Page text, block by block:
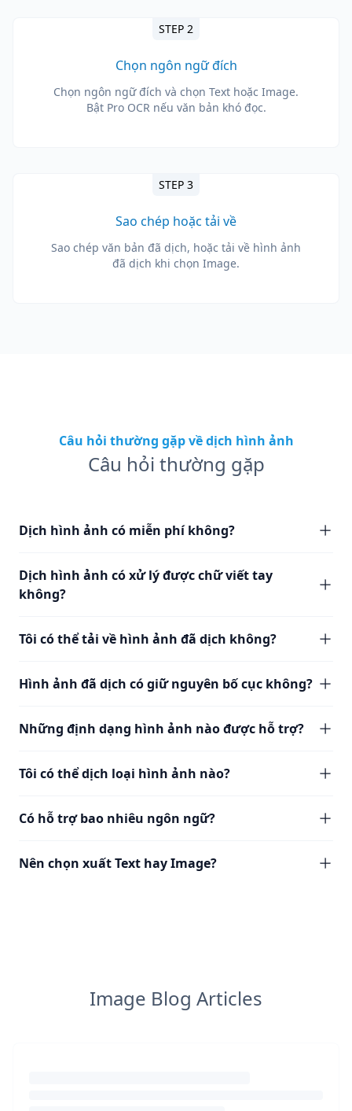
STEP 2
Chọn ngôn ngữ đích
Chọn ngôn ngữ đích và chọn Text hoặc Image.
Bật Pro OCR nếu văn bản khó đọc.
STEP 3
Sao chép hoặc tải về
Sao chép văn bản đã dịch, hoặc tải về hình ảnh
đã dịch khi chọn Image.
Câu hỏi thường gặp về dịch hình ảnh
Câu hỏi thường gặp
Dịch hình ảnh có miễn phí không?
Dịch hình ảnh có xử lý được chữ viết tay
không?
Tôi có thể tải về hình ảnh đã dịch không?
Hình ảnh đã dịch có giữ nguyên bố cục không?
Những định dạng hình ảnh nào được hỗ trợ?
Tôi có thể dịch loại hình ảnh nào?
Có hỗ trợ bao nhiêu ngôn ngữ?
Nên chọn xuất Text hay Image?
Image Blog Articles